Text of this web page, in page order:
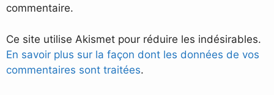
commentaire.
Ce site utilise Akismet pour réduire les indésirables.
En savoir plus sur la façon dont les données de vos
commentaires sont traitées.